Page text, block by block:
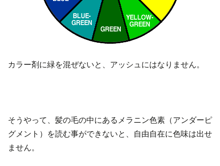
カラー剤に緑を混ぜないと、アッシュにはなりません。
そうやって、髪の毛の中にあるメラニン色素（アンダーピ
グメント）を読む事ができないと、自由自在に色味は出せ
ません。